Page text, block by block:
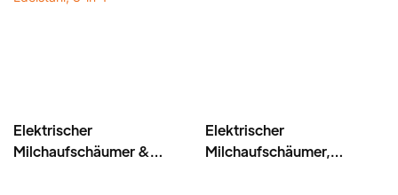
Elektrischer
Milchaufschäumer &
Elektrischer
Milchaufschäumer,